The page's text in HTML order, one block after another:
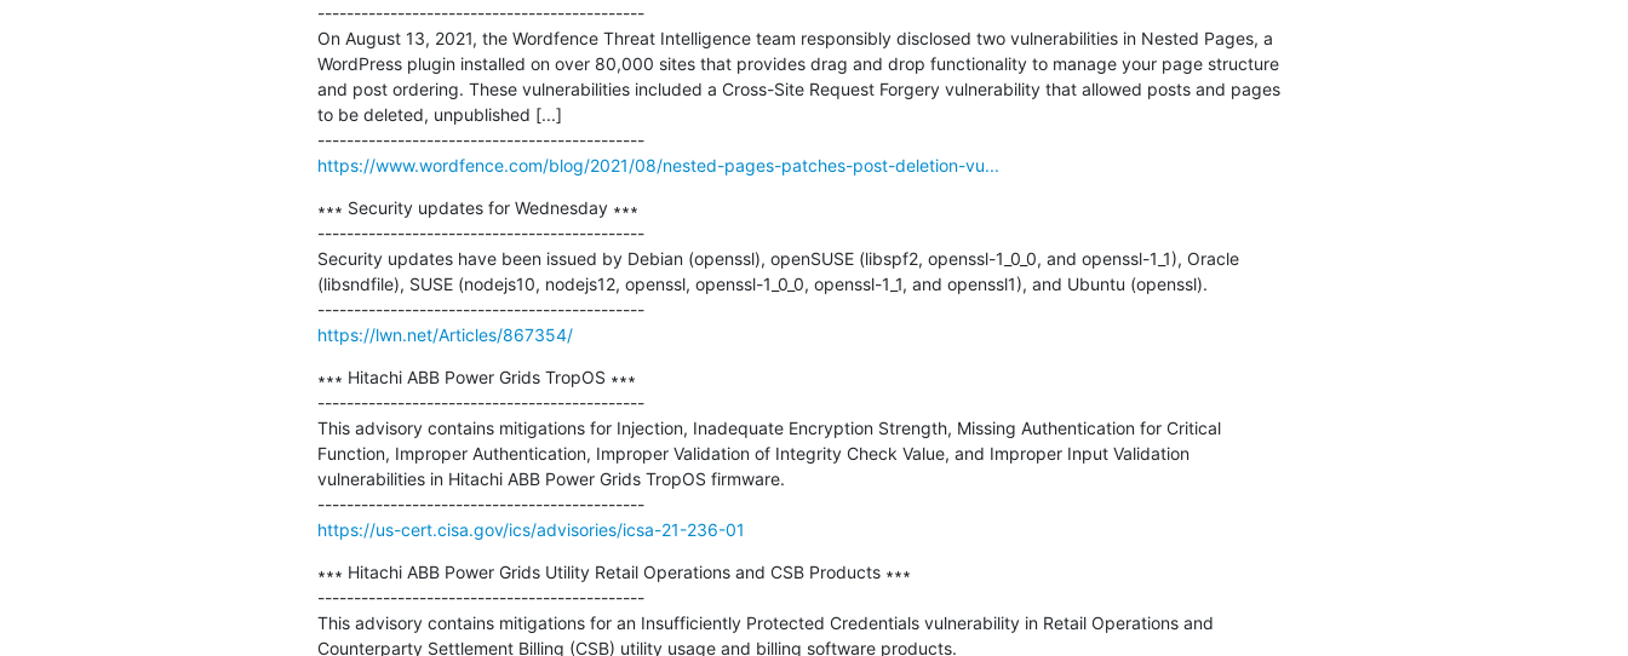
---------------------------------------------
On August 13, 2021, the Wordfence Threat Intelligence team responsibly disclosed two vulnerabilities in Nested Pages, a
WordPress plugin installed on over 80,000 sites that provides drag and drop functionality to manage your page structure
and post ordering. These vulnerabilities included a Cross-Site Request Forgery vulnerability that allowed posts and pages
to be deleted, unpublished [...]
---------------------------------------------
https://www.wordfence.com/blog/2021/08/nested-pages-patches-post-deletion-vu...
∗∗∗ Security updates for Wednesday ∗∗∗
---------------------------------------------
Security updates have been issued by Debian (openssl), openSUSE (libspf2, openssl-1_0_0, and openssl-1_1), Oracle
(libsndfile), SUSE (nodejs10, nodejs12, openssl, openssl-1_0_0, openssl-1_1, and openssl1), and Ubuntu (openssl).
---------------------------------------------
https://lwn.net/Articles/867354/
∗∗∗ Hitachi ABB Power Grids TropOS ∗∗∗
---------------------------------------------
This advisory contains mitigations for Injection, Inadequate Encryption Strength, Missing Authentication for Critical
Function, Improper Authentication, Improper Validation of Integrity Check Value, and Improper Input Validation
vulnerabilities in Hitachi ABB Power Grids TropOS firmware.
---------------------------------------------
https://us-cert.cisa.gov/ics/advisories/icsa-21-236-01
∗∗∗ Hitachi ABB Power Grids Utility Retail Operations and CSB Products ∗∗∗
---------------------------------------------
This advisory contains mitigations for an Insufficiently Protected Credentials vulnerability in Retail Operations and
Counterparty Settlement Billing (CSB) utility usage and billing software products.